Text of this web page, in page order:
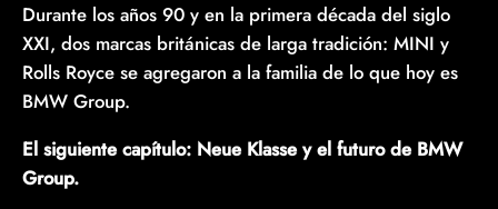
Durante los años 90 y en la primera década del siglo
XXI, dos marcas británicas de larga tradición: MINI y
Rolls Royce se agregaron a la familia de lo que hoy es
BMW Group.
El siguiente capítulo: Neue Klasse y el futuro de BMW
Group.